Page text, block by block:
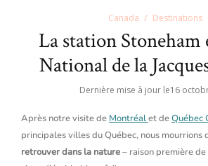
Canada Destinations
La station Stoneham
National de la
Dernière mise à jour le16
Après notre visite de Montréalet deQuébec
principales villes du Québec, nous mourrions
retrouver dans la nature– raison première